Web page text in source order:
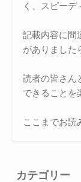
く、スピーデ
記載内容に間
がありました
読者の皆さん
できることを
ここまでお読
カテゴリー